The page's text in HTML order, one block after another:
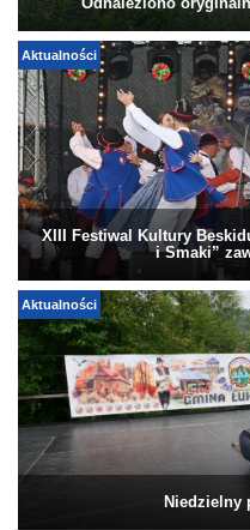
Odnaleziono
Aktualności
XIII Festiwal Kultury
i Smaki”
Aktualności
Niedzielny